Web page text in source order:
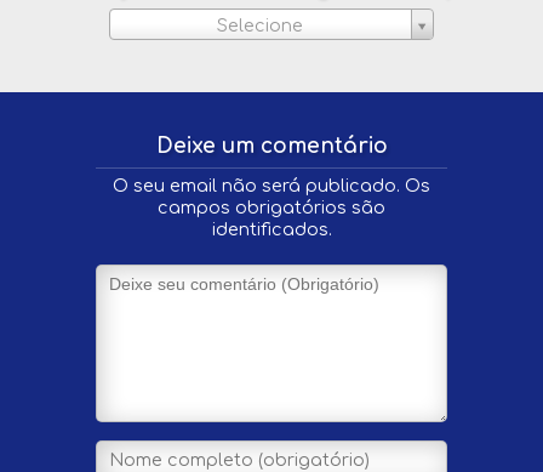
Selecione
Deixe um comentário
O seu email não será publicado. Os
campos obrigatórios são
identificados.